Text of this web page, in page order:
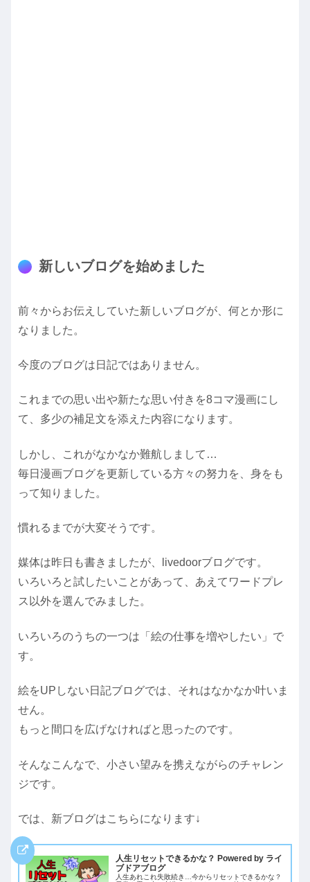
新しいブログを始めました
前々からお伝えしていた新しいブログが、何とか形に
なりました。
今度のブログは日記ではありません。
これまでの思い出や新たな思い付きを8コマ漫画にし
て、多少の補足文を添えた内容になります。
しかし、これがなかなか難航しまして…
毎日漫画ブログを更新している方々の努力を、身をも
って知りました。
慣れるまでが大変そうです。
媒体は昨日も書きましたが、livedoorブログです。
いろいろと試したいことがあって、あえてワードプレ
ス以外を選んでみました。
いろいろのうちの一つは「絵の仕事を増やしたい」で
す。
絵をUPしない日記ブログでは、それはなかなか叶いま
せん。
もっと間口を広げなければと思ったのです。
そんなこんなで、小さい望みを携えながらのチャレン
ジです。
では、新ブログはこちらになります↓
人生リセットできるかな？ Powered by ライ
ブドアブログ
人生あれこれ失敗続き…今からリセットできるかな？